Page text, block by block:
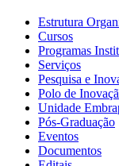
Estrutura
Cursos
Programas
Serviços
Pesquisa e
Polo de
Unidade
Pós-Graduação
Eventos
Documentos